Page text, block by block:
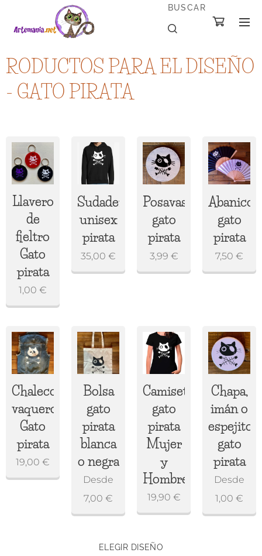
BUSCAR
RODUCTOS PARA EL DISEÑO
- GATO PIRATA
Llavero
de
fieltro
Gato
pirata
1,00 €
Sudadera
unisex
pirata
35,00 €
Posavasos
gato
pirata
3,99 €
Abanico
gato
pirata
7,50 €
Chaleco
vaquero
Gato
pirata
19,00 €
Bolsa
gato
pirata
blanca
o negra
Desde
7,00 €
Camiseta
gato
pirata
Mujer
y
Hombre
19,90 €
Chapa,
imán o
espejito
gato
pirata
Desde
1,00 €
ELEGIR DISEÑO